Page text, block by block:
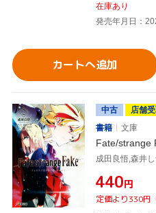
在庫あり
発売年月日：
カートへ追加
中古
店舗
書籍
文庫
Fate/strange
成田良悟,森井
¥440円
定価より330円